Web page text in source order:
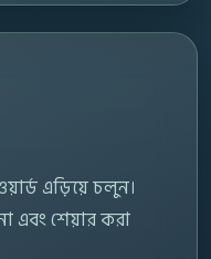
এড়িয়ে চলুন।
এবং শেয়ার করা